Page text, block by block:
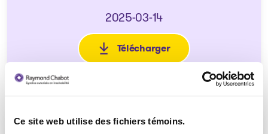
Ce site web utilise des fichiers témoins.
2025-03-14
Télécharger
: Avis AMENDÉ de la
Ordonnance approuvant la